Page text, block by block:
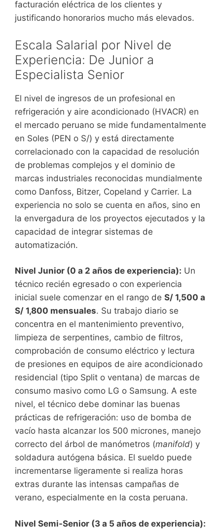
facturación eléctrica de los clientes y
justificando honorarios mucho más elevados.
Escala Salarial por Nivel de
Experiencia: De Junior a
Especialista Senior
El nivel de ingresos de un profesional en
refrigeración y aire acondicionado (HVACR) en
el mercado peruano se mide fundamentalmente
en Soles (PEN o S/) y está directamente
correlacionado con la capacidad de resolución
de problemas complejos y el dominio de
marcas industriales reconocidas mundialmente
como Danfoss, Bitzer, Copeland y Carrier. La
experiencia no solo se cuenta en años, sino en
la envergadura de los proyectos ejecutados y la
capacidad de integrar sistemas de
automatización.
Nivel Junior (0 a 2 años de experiencia): Un
técnico recién egresado o con experiencia
inicial suele comenzar en el rango de S/ 1,500 a
S/ 1,800 mensuales. Su trabajo diario se
concentra en el mantenimiento preventivo,
limpieza de serpentines, cambio de filtros,
comprobación de consumo eléctrico y lectura
de presiones en equipos de aire acondicionado
residencial (tipo Split o ventana) de marcas de
consumo masivo como LG o Samsung. A este
nivel, el técnico debe dominar las buenas
prácticas de refrigeración: uso de bomba de
vacío hasta alcanzar los 500 micrones, manejo
correcto del árbol de manómetros (manifold) y
soldadura autógena básica. El sueldo puede
incrementarse ligeramente si realiza horas
extras durante las intensas campañas de
verano, especialmente en la costa peruana.
Nivel Semi-Senior (3 a 5 años de experiencia):